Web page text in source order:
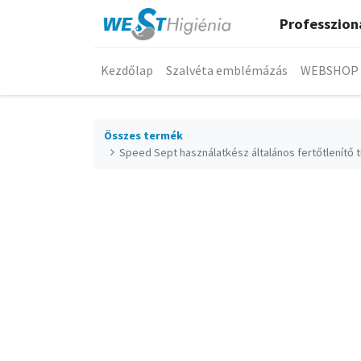
Kezdőlap Szalvéta emblémázás WEBSHOP
Összes termék
Speed Sept használatkész általános fertőtlenítő